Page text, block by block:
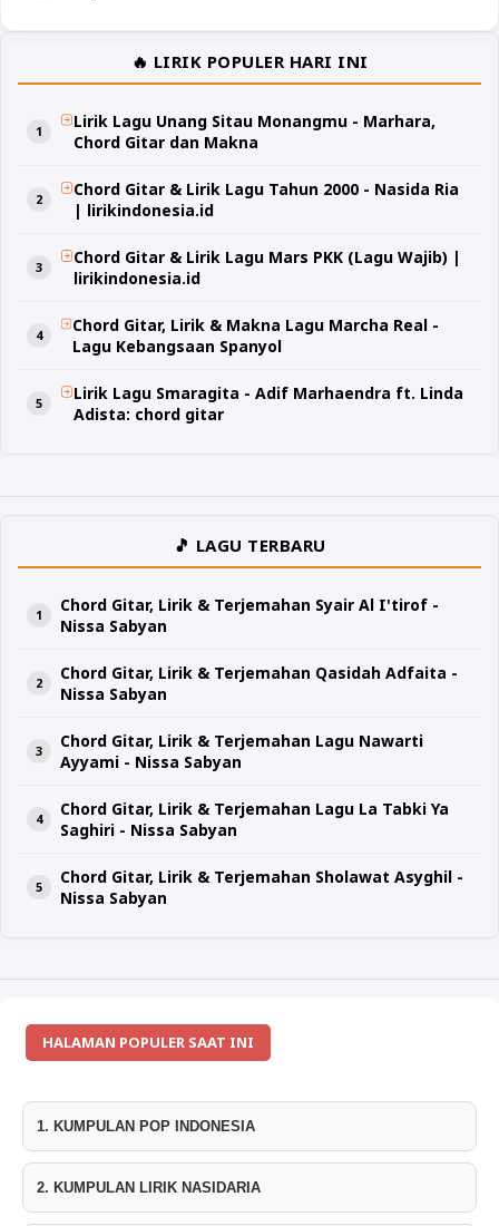
🔥 LIRIK POPULER HARI INI
Lirik Lagu Unang Sitau Monangmu - Marhara,
Chord Gitar dan Makna
Chord Gitar & Lirik Lagu Tahun 2000 - Nasida Ria
| lirikindonesia.id
Chord Gitar & Lirik Lagu Mars PKK (Lagu Wajib) |
lirikindonesia.id
Chord Gitar, Lirik & Makna Lagu Marcha Real -
Lagu Kebangsaan Spanyol
Lirik Lagu Smaragita - Adif Marhaendra ft. Linda
Adista: chord gitar
🎵 LAGU TERBARU
Chord Gitar, Lirik & Terjemahan Syair Al I'tirof -
Nissa Sabyan
Chord Gitar, Lirik & Terjemahan Qasidah Adfaita -
Nissa Sabyan
Chord Gitar, Lirik & Terjemahan Lagu Nawarti
Ayyami - Nissa Sabyan
Chord Gitar, Lirik & Terjemahan Lagu La Tabki Ya
Saghiri - Nissa Sabyan
Chord Gitar, Lirik & Terjemahan Sholawat Asyghil -
Nissa Sabyan
HALAMAN POPULER SAAT INI
1. KUMPULAN POP INDONESIA
2. KUMPULAN LIRIK NASIDARIA